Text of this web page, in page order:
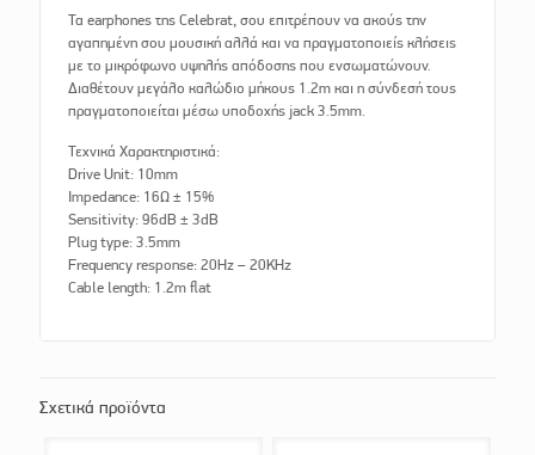
Τα earphones της Celebrat, σου επιτρέπουν να ακούς την
αγαπημένη σου μουσική αλλά και να πραγματοποιείς κλήσεις
με το μικρόφωνο υψηλής απόδοσης που ενσωματώνουν.
Διαθέτουν μεγάλο καλώδιο μήκους 1.2m και η σύνδεσή τους
πραγματοποιείται μέσω υποδοχής jack 3.5mm.
Τεχνικά Χαρακτηριστικά:
Drive Unit: 10mm
Impedance: 16Ω ± 15%
Sensitivity: 96dB ± 3dB
Plug type: 3.5mm
Frequency response: 20Hz – 20KHz
Cable length: 1.2m flat
Σχετικά προϊόντα